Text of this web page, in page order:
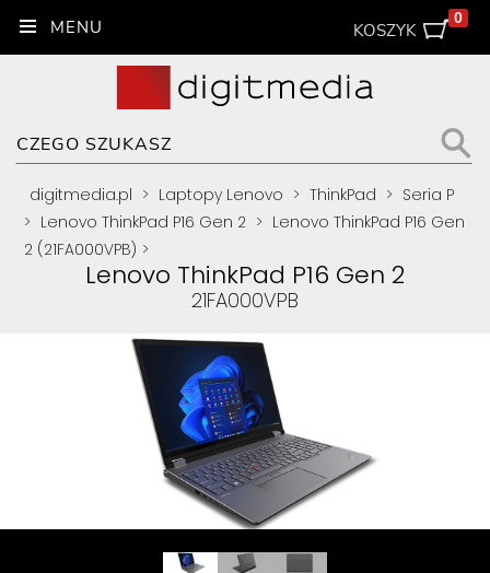
KOSZYK
0
digitmedia.pl > Laptopy Lenovo > ThinkPad > Seria P
> Lenovo ThinkPad P16 Gen 2 > Lenovo ThinkPad P16 Gen
2 (21FA000VPB) >
Lenovo ThinkPad P16 Gen 2
21FA000VPB